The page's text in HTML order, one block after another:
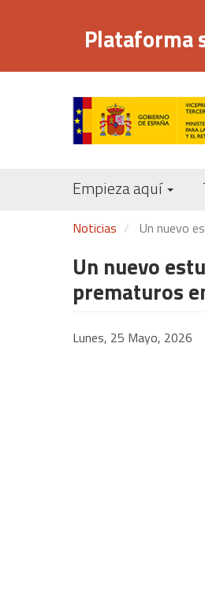
principal
Plataforma
Empieza aquí
Noticias Un nuevo
Un nuevo
prematuros
Lunes, 25 Mayo, 2026